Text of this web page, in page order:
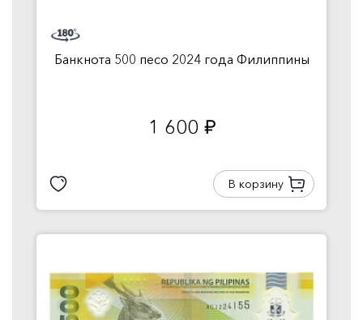
Банкнота 500 песо 2024 года Филиппины
1 600 руб.
В корзину